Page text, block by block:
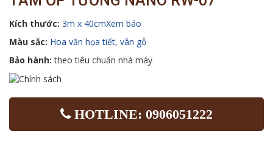
Kích thước: 3m x 40cmXem báo
Màu sắc: Hoa văn họa tiết, vân gỗ
Bảo hành:theo tiêu chuẩn nhà máy
HOTLINE: 0906051222